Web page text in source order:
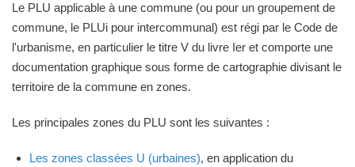
Le PLU applicable à une commune (ou pour un groupement de
commune, le PLUi pour intercommunal) est régi par le Code de
l'urbanisme, en particulier le titre V du livre Ier et comporte une
documentation graphique sous forme de cartographie divisant le
territoire de la commune en zones.
Les principales zones du PLU sont les suivantes :
Les zones classées U (urbaines), en application du